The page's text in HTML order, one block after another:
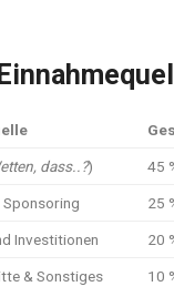
dass..?) 45
Sponsoring 25
Investitionen 20
& Sonstiges 10